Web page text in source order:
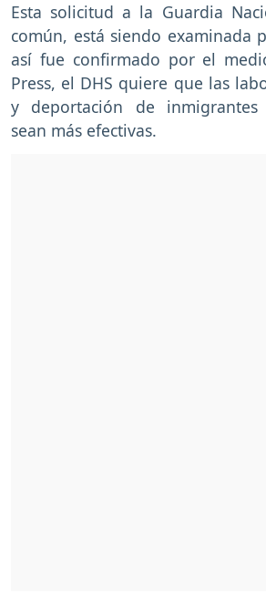
Esta solicitud a la Guardia
común, está siendo examinada
así fue confirmado por el
Press, el DHS quiere que las
y deportación de inmigrantes
sean más efectivas.